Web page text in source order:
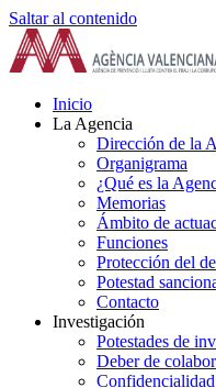
Saltar al contenido
Inicio
La Agencia
Dirección de la
Organigrama
¿Qué es la
Memorias
Ámbito de
Funciones
Protección del
Potestad
Contacto
Investigación
Potestades de
Deber de
Confidencialidad